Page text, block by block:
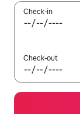
Check-in
Check-out